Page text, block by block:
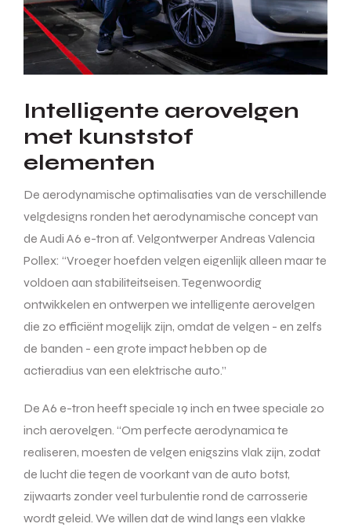
Intelligente aerovelgen
met kunststof
elementen
De aerodynamische optimalisaties van de verschillende
velgdesigns ronden het aerodynamische concept van
de Audi A6 e-tron af. Velgontwerper Andreas Valencia
Pollex: “Vroeger hoefden velgen eigenlijk alleen maar te
voldoen aan stabiliteitseisen. Tegenwoordig
ontwikkelen en ontwerpen we intelligente aerovelgen
die zo efficiënt mogelijk zijn, omdat de velgen - en zelfs
de banden - een grote impact hebben op de
actieradius van een elektrische auto.”
De A6 e-tron heeft speciale 19 inch en twee speciale 20
inch aerovelgen. “Om perfecte aerodynamica te
realiseren, moesten de velgen enigszins vlak zijn, zodat
de lucht die tegen de voorkant van de auto botst,
zijwaarts zonder veel turbulentie rond de carrosserie
wordt geleid. We willen dat de wind langs een vlakke